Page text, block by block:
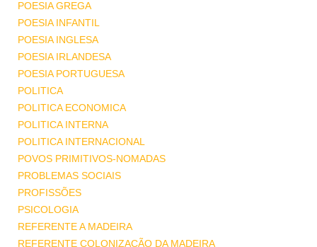
POESIA GREGA
POESIA INFANTIL
POESIA INGLESA
POESIA IRLANDESA
POESIA PORTUGUESA
POLITICA
POLITICA ECONOMICA
POLITICA INTERNA
POLITICA INTERNACIONAL
POVOS PRIMITIVOS-NOMADAS
PROBLEMAS SOCIAIS
PROFISSÕES
PSICOLOGIA
REFERENTE A MADEIRA
REFERENTE COLONIZAÇÃO DA MADEIRA